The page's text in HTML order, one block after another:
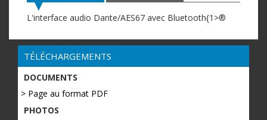
L'interface audio Dante/AES67 avec Bluetooth{1>®
TÉLÉCHARGEMENTS
DOCUMENTS
> Page au format PDF
PHOTOS